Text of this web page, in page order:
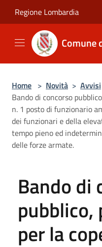
Regione Lombardia
Comune
Home > Novità > Avvisi
Bando di concorso
n. 1 posto di funzionario
dei funzionari e della
tempo pieno ed
delle forze armate.
Bando di
pubblico,
per la